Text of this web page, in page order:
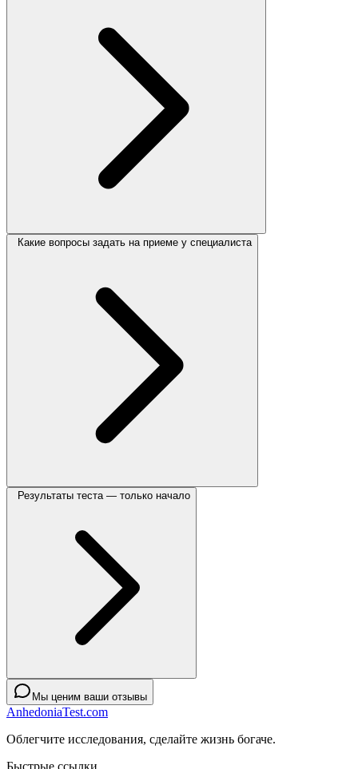
Какие вопросы задать на приеме у специалиста
Результаты теста — только начало
Мы ценим ваши отзывы
AnhedoniaTest.com
Облегчите исследования, сделайте жизнь богаче.
Быстрые ссылки